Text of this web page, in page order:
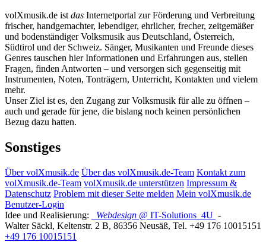
volXmusik.de ist das Internetportal zur Förderung und Verbreitung
frischer, handgemachter, lebendiger, ehrlicher, frecher, zeitgemäßer
und bodenständiger Volksmusik aus Deutschland, Österreich,
Südtirol und der Schweiz. Sänger, Musikanten und Freunde dieses
Genres tauschen hier Informationen und Erfahrungen aus, stellen
Fragen, finden Antworten – und versorgen sich gegenseitig mit
Instrumenten, Noten, Tonträgern, Unterricht, Kontakten und vielem
mehr.
Unser Ziel ist es, den Zugang zur Volksmusik für alle zu öffnen –
auch und gerade für jene, die bislang noch keinen persönlichen
Bezug dazu hatten.
Sonstiges
Über volXmusik.de Über das volXmusik.de-Team Kontakt zum
volXmusik.de-Team volXmusik.de unterstützen Impressum &
Datenschutz Problem mit dieser Seite melden Mein volXmusik.de
Benutzer-Login
Idee und Realisierung:
Webdesign @ IT-Solutions 4U -
Walter Säckl, Keltenstr. 2 B, 86356 Neusäß, Tel. +49 176 10015151
+49 176 10015151